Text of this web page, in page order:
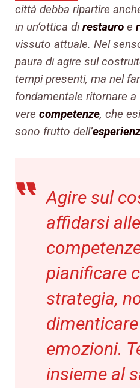
città debba ripartire
in un’ottica direstauro e
vissuto attuale. Nel
paura di agire sul
tempi presenti, ma nel
fondamentale ritornare
vere competenze, che
sono frutto dell’
Agire sul
affidarsi
pianificare
strategia,
emozioni.
insieme al